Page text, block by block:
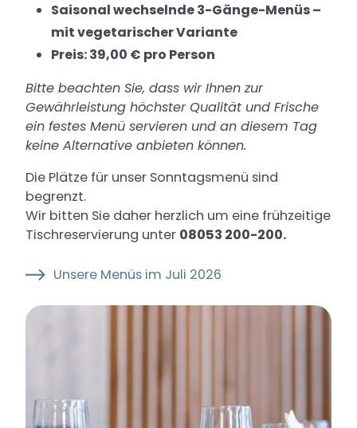
Saisonal wechselnde 3-Gänge-Menüs –
mit vegetarischer Variante
Preis: 39,00 € pro Person
Bitte beachten Sie, dass wir Ihnen zur
Gewährleistung höchster Qualität und Frische
ein festes Menü servieren und an diesem Tag
keine Alternative anbieten können.
Die Plätze für unser Sonntagsmenü sind
begrenzt.
Wir bitten Sie daher herzlich um eine frühzeitige
Tischreservierung unter 08053 200-200.
Unsere Menüs im Juli 2026